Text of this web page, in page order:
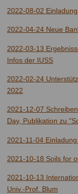
2022-08-02
2022-04-24 Neue
2022-03-13
Infos der IUSS
2022-02-24
2022
2021-12-07
Day, Publikation zu
2021-11-04
2021-10-18 Soils for
2021-10-13
Univ.-Prof. Blum